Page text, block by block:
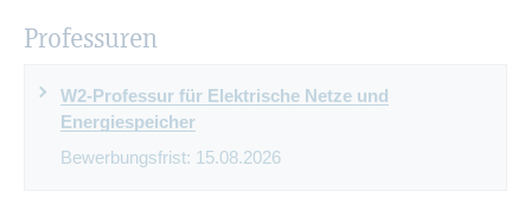
Professuren
W2-Professur für Elektrische Netze und
Energiespeicher
Bewerbungsfrist: 15.08.2026